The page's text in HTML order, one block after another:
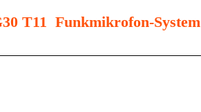
T11 Funkmikrofon-System